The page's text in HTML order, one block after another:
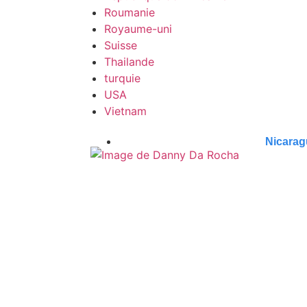
Roumanie
Royaume-uni
Suisse
Thailande
turquie
USA
Vietnam